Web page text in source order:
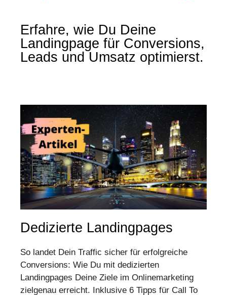
Erfahre, wie Du Deine
Landingpage für Conversions,
Leads und Umsatz optimierst.
Dedizierte Landingpages
So landet Dein Traffic sicher für erfolgreiche
Conversions: Wie Du mit dedizierten
Landingpages Deine Ziele im Onlinemarketing
zielgenau erreicht. Inklusive 6 Tipps für Call To